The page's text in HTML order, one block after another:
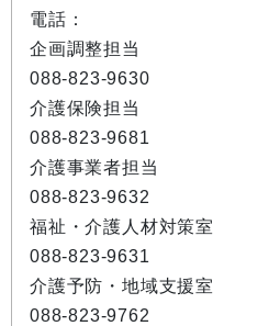
電話：
企画調整担当
088-823-9630
介護保険担当
088-823-9681
介護事業者担当
088-823-9632
福祉・介護人材対策室
088-823-9631
介護予防・地域支援室
088-823-9762